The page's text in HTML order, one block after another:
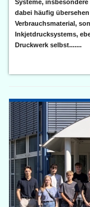
Systeme,
dabei häufig
Verbrauchsmaterial,
Inkjetdrucksystems,
Druckwerk selbst.......